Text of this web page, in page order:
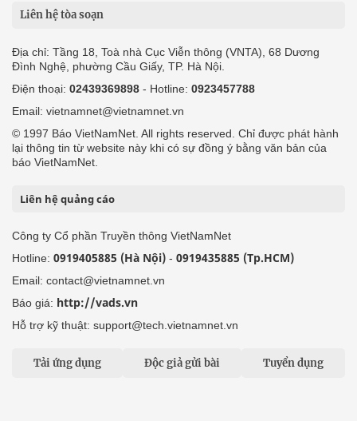
Liên hệ tòa soạn
Địa chỉ: Tầng 18, Toà nhà Cục Viễn thông (VNTA), 68 Dương
Đình Nghệ, phường Cầu Giấy, TP. Hà Nội.
Điện thoại: 02439369898 - Hotline: 0923457788
Email: vietnamnet@vietnamnet.vn
© 1997 Báo VietNamNet. All rights reserved. Chỉ được phát hành
lại thông tin từ website này khi có sự đồng ý bằng văn bản của
báo VietNamNet.
Liên hệ quảng cáo
Công ty Cổ phần Truyền thông VietNamNet
Hotline: 0919405885 (Hà Nội) - 0919435885 (Tp.HCM)
Email: contact@vietnamnet.vn
Báo giá: http://vads.vn
Hỗ trợ kỹ thuật: support@tech.vietnamnet.vn
Tải ứng dụng Độc giả gửi bài Tuyển dụng